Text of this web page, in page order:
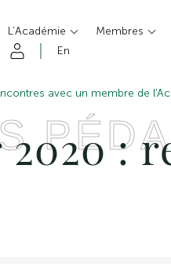
L’Académie Membres
En
avec un membre de
: